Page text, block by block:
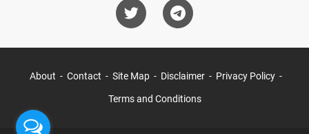
About Contact Site Map Disclaimer Privacy Policy
Terms and Conditions